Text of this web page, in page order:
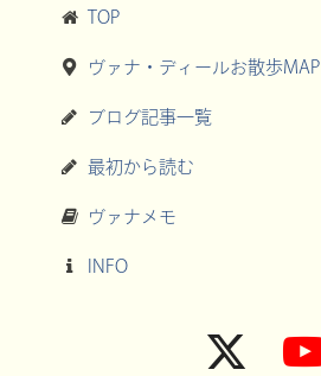
TOP
ヴァナ・ディールお散歩MAP
ブログ記事一覧
最初から読む
ヴァナメモ
INFO